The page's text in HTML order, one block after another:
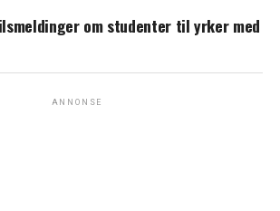
om studenter til yrker med
ANNONSE